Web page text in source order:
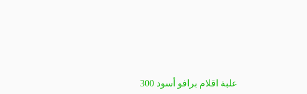
علبة اقلام برافو أسود 300